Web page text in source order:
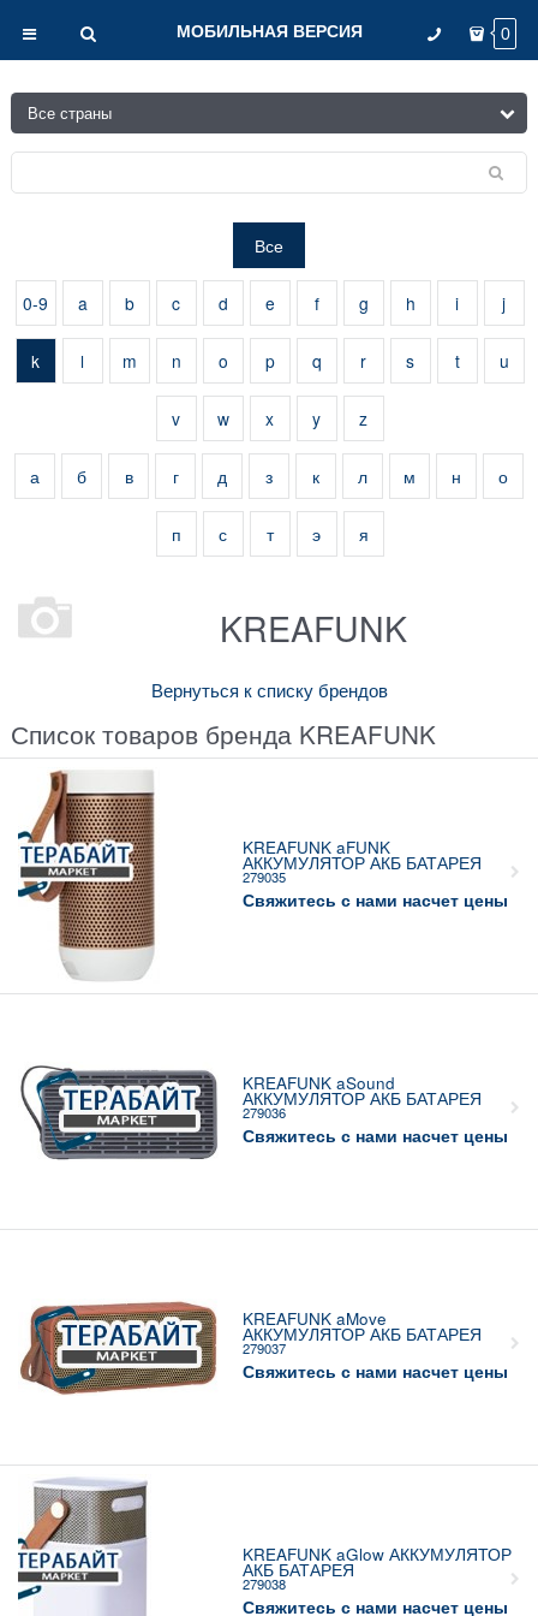
МОБИЛЬНАЯ ВЕРСИЯ 0
Все
0-9 a b c d e f g h i j
k l m n o p q r s t u
v w x y z
а б в г д з к л м н о
п с т э я
KREAFUNK
Вернуться к списку брендов
Список товаров бренда KREAFUNK
KREAFUNK aFUNK
АККУМУЛЯТОР АКБ БАТАРЕЯ
279035
Свяжитесь с нами насчет цены
KREAFUNK aSound
АККУМУЛЯТОР АКБ БАТАРЕЯ
279036
Свяжитесь с нами насчет цены
KREAFUNK aMove
АККУМУЛЯТОР АКБ БАТАРЕЯ
279037
Свяжитесь с нами насчет цены
KREAFUNK aGlow АККУМУЛЯТОР
АКБ БАТАРЕЯ
279038
Свяжитесь с нами насчет цены